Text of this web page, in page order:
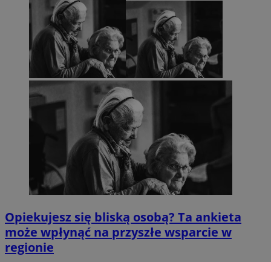
Opiekujesz się bliską osobą? Ta ankieta
może wpłynąć na przyszłe wsparcie w
regionie